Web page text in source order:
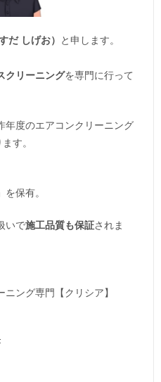
だ しげお）
と申します。
クリーニングを専門に行って
年度のエアコンクリーニング
す。
」を保有。
いで施工品質も保証されま
ング専門【クリシア】